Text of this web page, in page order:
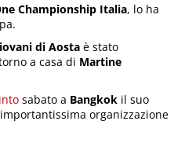
Championship Italia, lo ha
di Aosta è stato
a casa di Martine
sabato a Bangkok il suo
organizzazione